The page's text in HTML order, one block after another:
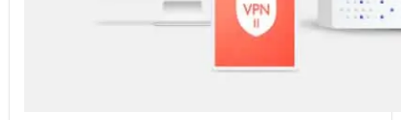
최고의 VPN 콘센트레이터